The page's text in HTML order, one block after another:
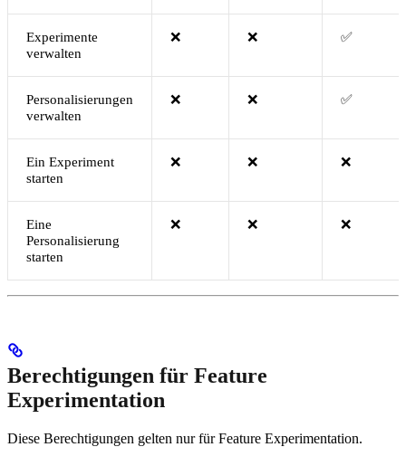
Experimente
verwalten
❌ ❌ ✅
Personalisierungen
verwalten
❌ ❌ ✅
Ein Experiment
starten
❌ ❌ ❌
Eine
Personalisierung
starten
❌ ❌ ❌
Berechtigungen für Feature
Experimentation
Diese Berechtigungen gelten nur für Feature Experimentation.